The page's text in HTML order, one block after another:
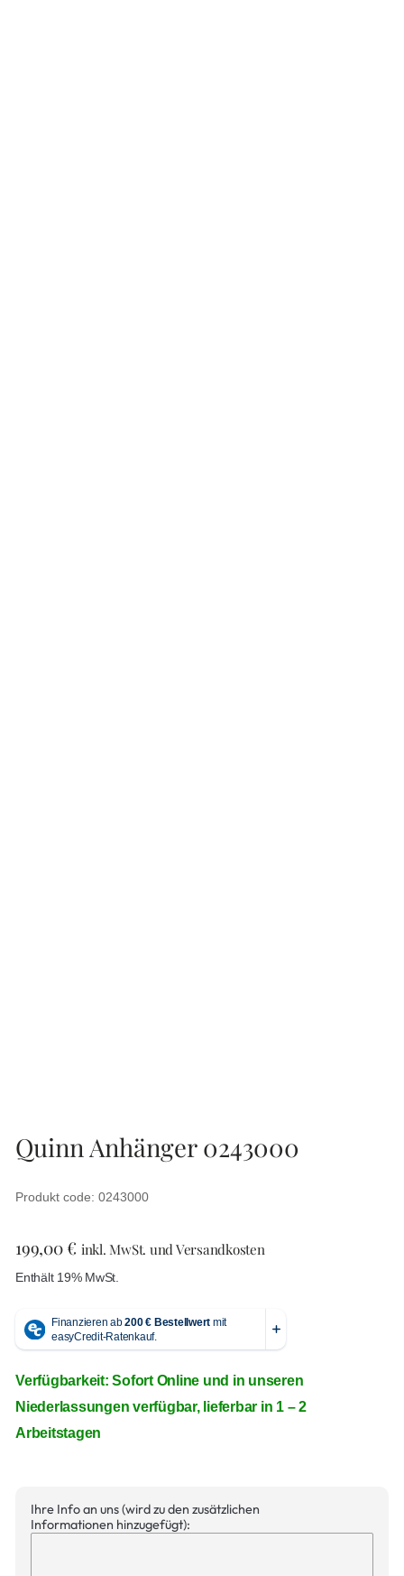
Quinn Anhänger 0243000
Produkt code: 0243000
199,00€ inkl. MwSt. und Versandkosten
Enthält 19% MwSt.
Verfügbarkeit: Sofort Online und in unseren
Niederlassungen verfügbar, lieferbar in 1 – 2
Arbeitstagen
Ihre Info an uns (wird zu den zusätzlichen
Informationen hinzugefügt):